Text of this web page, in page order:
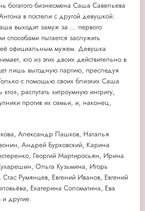
богатого бизнесмена Саша Савельева
в постели с другой девушкой.
выходит замуж за ... первого
способами пытается заслужить
её официальным мужем. Девушка
кто из этих двоих действительно в
лишь выгодную партию, преследуя
с помощью своих близких Саша
кто», распутать хитроумную интригу,
против их семьи, и, наконец,
Александр Пашков, Наталья
Андрей Бурковский, Карина
Георгий Мартиросьян, Ирина
Ольга Кузьмина, Игорь
Румянцев, Евгений Иванов, Евгений
Екатерина Соломатина, Ева
другие.